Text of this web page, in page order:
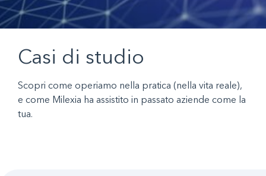
Casi di studio
Scopri come operiamo nella pratica (nella vita reale),
e come Milexia ha assistito in passato aziende come la
tua.